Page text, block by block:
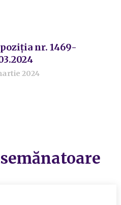
nr. 1469-
2024